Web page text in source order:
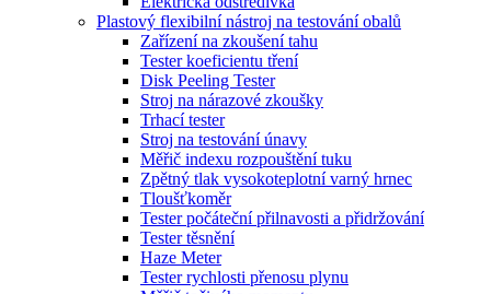
Plastový flexibilní nástroj na testování obalů
Zařízení na zkoušení tahu
Tester koeficientu tření
Disk Peeling Tester
Stroj na nárazové zkoušky
Trhací tester
Stroj na testování únavy
Měřič indexu rozpouštění tuku
Zpětný tlak vysokoteplotní varný hrnec
Tloušťkoměr
Tester počáteční přilnavosti a přidržování
Tester těsnění
Haze Meter
Tester rychlosti přenosu plynu